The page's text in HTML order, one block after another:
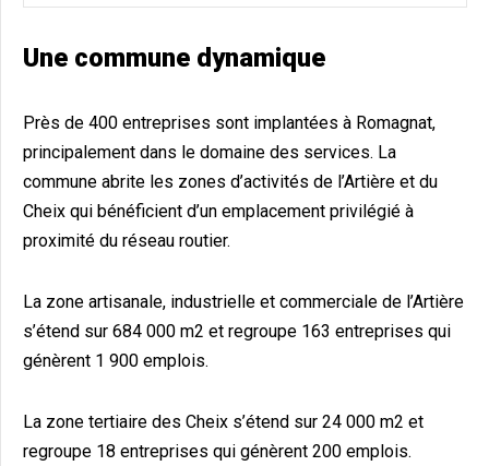
Une commune dynamique
Près de 400 entreprises sont implantées à Romagnat,
principalement dans le domaine des services. La
commune abrite les zones d’activités de l’Artière et du
Cheix qui bénéficient d’un emplacement privilégié à
proximité du réseau routier.
La zone artisanale, industrielle et commerciale de l’Artière
s’étend sur 684 000 m2 et regroupe 163 entreprises qui
génèrent 1 900 emplois.
La zone tertiaire des Cheix s’étend sur 24 000 m2 et
regroupe 18 entreprises qui génèrent 200 emplois.